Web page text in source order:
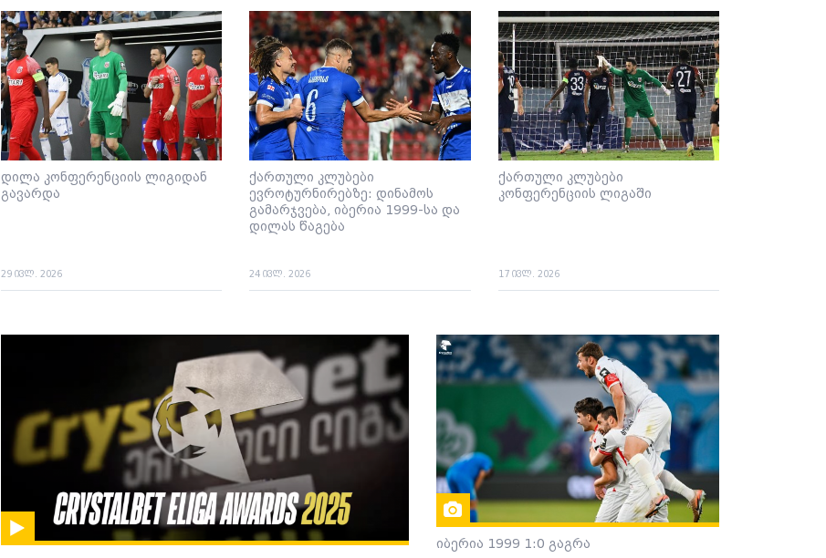
დილა კონფერენციის ლიგიდან
გავარდა
29 ივლ. 2026
ქართული კლუბები
ევროტურნირებზე: დინამოს
გამარჯვება, იბერია 1999-სა და
დილას წაგება
24 ივლ. 2026
ქართული კლუბები
კონფერენციის ლიგაში
17 ივლ. 2026
იბერია 1999 1:0 გაგრა